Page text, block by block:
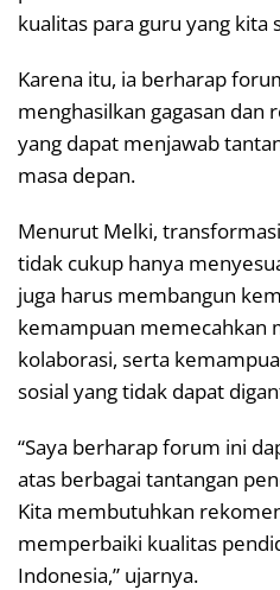
kualitas para guru yang kita
Karena itu, ia berharap
menghasilkan gagasan dan
yang dapat menjawab
masa depan.
Menurut Melki,
tidak cukup hanya
juga harus membangun
kemampuan memecahkan
kolaborasi, serta
sosial yang tidak dapat
“Saya berharap forum ini
atas berbagai tantangan
Kita membutuhkan
memperbaiki kualitas
Indonesia,” ujarnya.